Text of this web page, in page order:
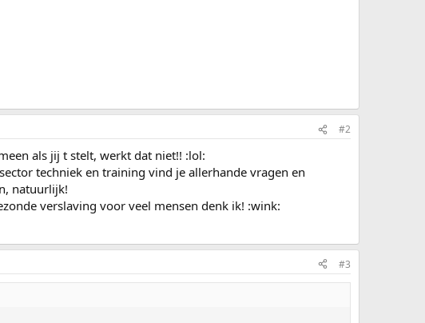
#2
als jij t stelt, werkt dat niet!! :lol:
techniek en training vind je allerhande vragen en
natuurlijk!
verslaving voor veel mensen denk ik! :wink:
#3